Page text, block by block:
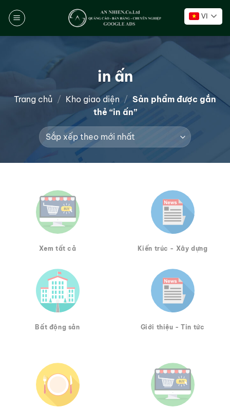
đến
VI
in ấn
Trang chủ / Kho giao diện / Sản phẩm được gắn
thẻ “in ấn”
Xem tất cả Kiến trúc - Xây dựng
Bất động sản Giới thiệu - Tin tức